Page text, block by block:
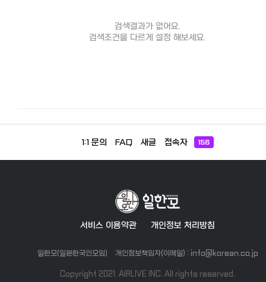
검색결과가 없어요.
검색조건을 다르게 설정 해보세요.
1:1 문의 FAQ 새글 접속자 156
서비스 이용약관 개인정보 처리방침
일한모(일본한국인모임) 개인정보책임자(이메일) : info@korean.co.jp
Copyright 2021. AIRLIVE INC. All rights reserved.